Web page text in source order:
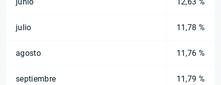
julio 11,78 %
agosto 11,76 %
septiembre 11,79 %